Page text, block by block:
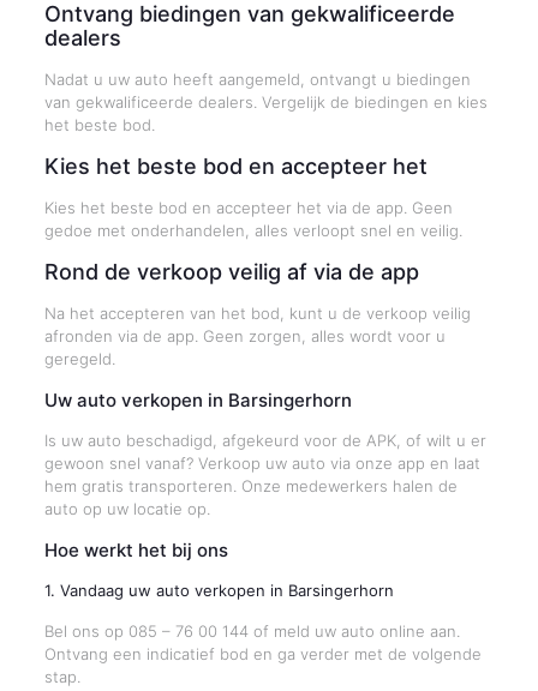
Ontvang biedingen van gekwalificeerde
dealers
Nadat u uw auto heeft aangemeld, ontvangt u biedingen
van gekwalificeerde dealers. Vergelijk de biedingen en kies
het beste bod.
Kies het beste bod en accepteer het
Kies het beste bod en accepteer het via de app. Geen
gedoe met onderhandelen, alles verloopt snel en veilig.
Rond de verkoop veilig af via de app
Na het accepteren van het bod, kunt u de verkoop veilig
afronden via de app. Geen zorgen, alles wordt voor u
geregeld.
Uw auto verkopen in Barsingerhorn
Is uw auto beschadigd, afgekeurd voor de APK, of wilt u er
gewoon snel vanaf? Verkoop uw auto via onze app en laat
hem gratis transporteren. Onze medewerkers halen de
auto op uw locatie op.
Hoe werkt het bij ons
1. Vandaag uw auto verkopen in Barsingerhorn
Bel ons op 085 – 76 00 144 of meld uw auto online aan.
Ontvang een indicatief bod en ga verder met de volgende
stap.